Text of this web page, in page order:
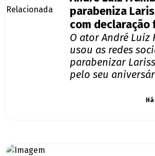
parabeniza
com declaração
O ator André Luiz
usou as redes
parabenizar
pelo seu